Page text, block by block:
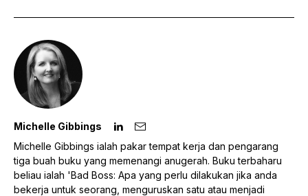
Michelle Gibbings
Michelle Gibbings ialah pakar tempat kerja dan pengarang
tiga buah buku yang memenangi anugerah. Buku terbaharu
beliau ialah 'Bad Boss: Apa yang perlu dilakukan jika anda
bekerja untuk seorang, menguruskan satu atau menjadi